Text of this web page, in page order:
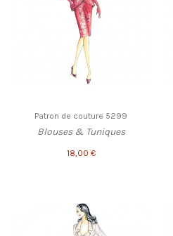
Patron de couture 5299
Blouses & Tuniques
18,00 €